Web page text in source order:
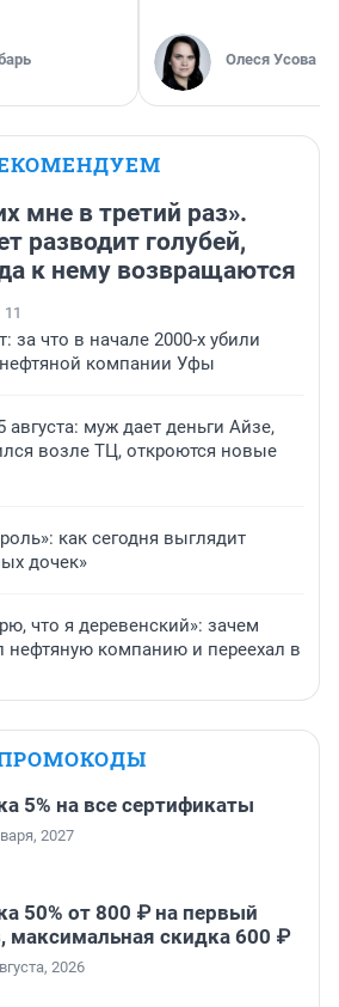
Олеся Усова
мне в третий раз».
разводит голубей,
к нему возвращаются
11
за что в начале 2000-х убили
компании Уфы
муж дает деньги Айзе,
возле ТЦ, откроются новые
как сегодня выглядит
дочек»
что я деревенский»: зачем
нефтяную компанию и переехал в
5% на все сертификаты
2027
50% от 800 ₽ на первый
максимальная скидка 600 ₽
2026